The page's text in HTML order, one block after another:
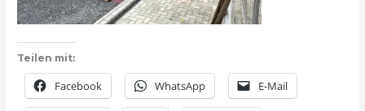
Teilen mit:
Facebook WhatsApp E-Mail